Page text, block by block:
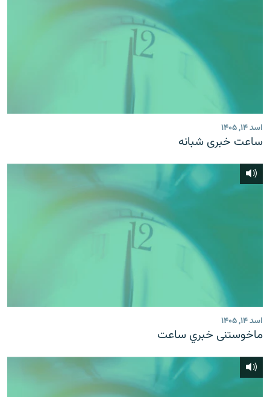
اسد ۱۴, ۱۴۰۵
ساعت خبری شبانه
اسد ۱۴, ۱۴۰۵
ماخوستنی خبري ساعت